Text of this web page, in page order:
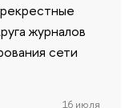
журналов
сети
16 июля